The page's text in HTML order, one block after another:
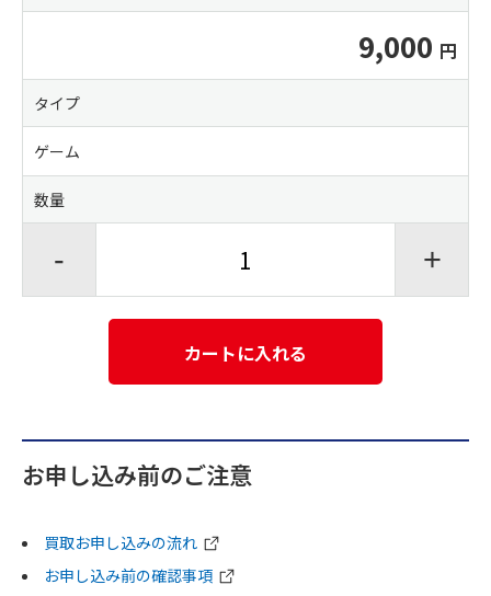
9,000
タイプ
ゲーム
数量
- +
カートに入れる
お申し込み前のご注意
買取お申し込みの流れ
お申し込み前の確認事項